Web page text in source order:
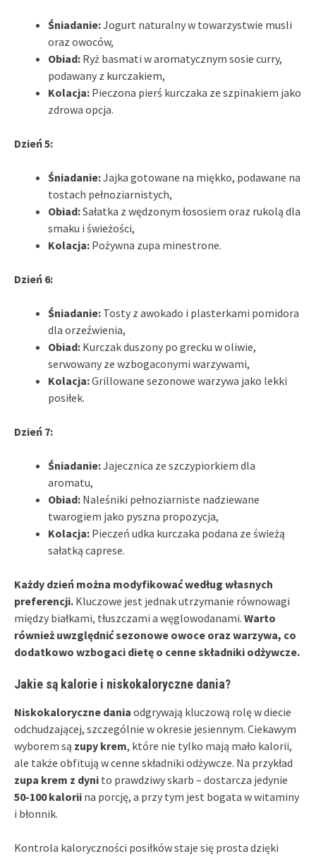
Śniadanie:Jogurt naturalny w towarzystwie musli
oraz owoców,
Obiad: Ryż basmati w aromatycznym sosie curry,
podawany z kurczakiem,
Kolacja: Pieczona pierś kurczaka ze szpinakiem jako
zdrowa opcja.
Dzień 5:
Śniadanie:Jajka gotowane na miękko, podawane na
tostach pełnoziarnistych,
Obiad:Sałatka z wędzonym łososiem oraz rukolą dla
smaku i świeżości,
Kolacja: Pożywna zupa minestrone.
Dzień 6:
Śniadanie: Tosty z awokado i plasterkami pomidora
dla orzeźwienia,
Obiad: Kurczak duszony po grecku w oliwie,
serwowany ze wzbogaconymi warzywami,
Kolacja:Grillowane sezonowe warzywa jako lekki
posiłek.
Dzień 7:
Śniadanie:Jajecznica ze szczypiorkiem dla
aromatu,
Obiad: Naleśniki pełnoziarniste nadziewane
twarogiem jako pyszna propozycja,
Kolacja: Pieczeń udka kurczaka podana ze świeżą
sałatką caprese.
Każdy dzień można modyfikować według własnych
preferencji. Kluczowe jest jednak utrzymanie równowagi
między białkami, tłuszczami a węglowodanami. Warto
również uwzględnić sezonowe owoce oraz warzywa, co
dodatkowo wzbogaci dietę o cenne składniki odżywcze.
Jakie są kalorie i niskokaloryczne dania?
Niskokaloryczne dania odgrywają kluczową rolę w diecie
odchudzającej, szczególnie w okresie jesiennym. Ciekawym
wyborem są zupy krem, które nie tylko mają mało kalorii,
ale także obfitują w cenne składniki odżywcze. Na przykład
zupa krem z dyni to prawdziwy skarb – dostarcza jedynie
50-100 kalorii na porcję, a przy tym jest bogata w witaminy
i błonnik.
Kontrola kaloryczności posiłków staje się prosta dzięki